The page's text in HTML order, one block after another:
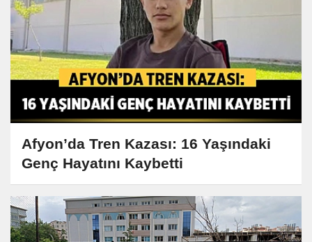
Afyon’da Tren Kazası: 16 Yaşındaki
Genç Hayatını Kaybetti